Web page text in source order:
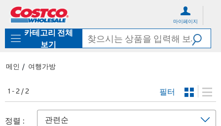
로
기
가
마이페이지
카테고리 전체
보기
메인 여행가방
1 - 2 / 2 필터
정렬 :